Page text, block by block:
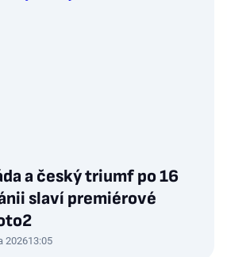
a český triumf po 16
slaví premiérové
202613:05